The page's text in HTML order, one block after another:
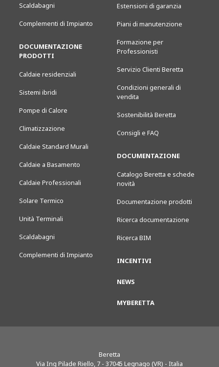
Scaldabagni
Complementi di Impianto
DOCUMENTAZIONE
PRODOTTI
Caldaie residenziali
Sistemi ibridi
Pompe di Calore
Climatizzazione
Caldaie Standard Murali
Caldaie a Basamento
Caldaie Professionali
Solare Termico
Unità Terminali
Scaldabagni
Complementi di Impianto
Estensioni di garanzia
Piani di manutenzione
Formazione per
Professionisti
Servizio Clienti Beretta
Condizioni generali di
vendita
Sostenibilità Beretta
Consigli e FAQ
DOCUMENTAZIONE
Catalogo Beretta e schede
novità
Documentazione prodotti
Ricerca documentazione
Ricerca BIM
INCENTIVI
NEWS
MYBERETTA
Beretta
Via Ing Pilade Riello, 7 - 37045 Legnago (VR) - Italia